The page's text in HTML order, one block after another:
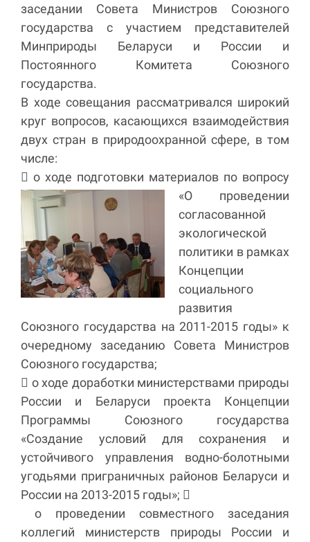
заседании Совета Министров Союзного
государства с участием представителей
Минприроды Беларуси и России и
Постоянного Комитета Союзного
государства.
В ходе совещания рассматривался широкий
круг вопросов, касающихся взаимодействия
двух стран в природоохранной сфере, в том
числе:
 о ходе подготовки материалов по вопросу
«О проведении
согласованной
экологической
политики в рамках
Концепции
социального
развития
Союзного государства на 2011-2015 годы» к
очередному заседанию Совета Министров
Союзного государства;
 о ходе доработки министерствами природы
России и Беларуси проекта Концепции
Программы Союзного государства
«Создание условий для сохранения и
устойчивого управления водно-болотными
угодьями приграничных районов Беларуси и
России на 2013-2015 годы»; 
о проведении совместного заседания
коллегий министерств природы России и